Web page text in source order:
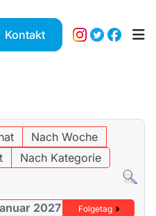
Kontakt
Nach Woche
Nach Kategorie
2027 Folgetag